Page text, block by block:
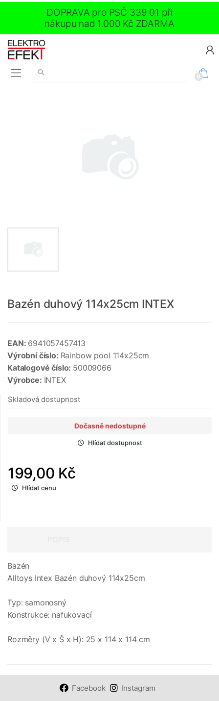
DOPRAVA pro PSČ 339 01 při
nákupu nad 1.000 Kč ZDARMA
Vyhledávání:
0
Bazén duhový 114x25cm INTEX
EAN: 6941057457413
Výrobní číslo: Rainbow pool 114x25cm
Katalogové číslo: 50009066
Výrobce: INTEX
Skladová dostupnost
Dočasně nedostupné
Hlídat dostupnost
199,00 Kč
Hlídat cenu
Bazén
Alltoys Intex Bazén duhový 114x25cm
Typ: samonosný
Konstrukce: nafukovací
Rozměry (V x Š x H): 25 x 114 x 114 cm
Facebook Instagram